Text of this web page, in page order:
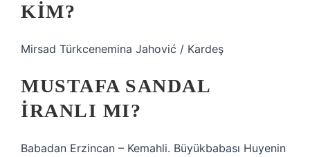
KIM?
Mirsad Türkcenemina Jahović / Kardeş
MUSTAFA SANDAL
İRANLI MI?
Babadan Erzincan – Kemahli. Büyükbabası Huyenin